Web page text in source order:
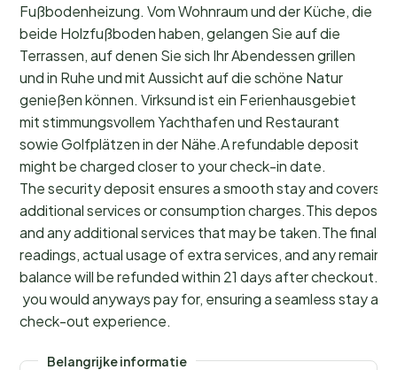
Fußbodenheizung. Vom Wohnraum und der Küche, die
beide Holzfußboden haben, gelangen Sie auf die
Terrassen, auf denen Sie sich Ihr Abendessen grillen
und in Ruhe und mit Aussicht auf die schöne Natur
genießen können. Virksund ist ein Ferienhausgebiet
mit stimmungsvollem Yachthafen und Restaurant
sowie Golfplätzen in der Nähe.A refundable deposit
might be charged closer to your check-in date.
The security deposit ensures a smooth stay and covers
additional services or consumption charges.This deposit
and any additional services that may be taken.The final
readings, actual usage of extra services, and any
balance will be refunded within 21 days after
you would anyways pay for, ensuring a seamless stay and
check-out experience.
Belangrijke informatie